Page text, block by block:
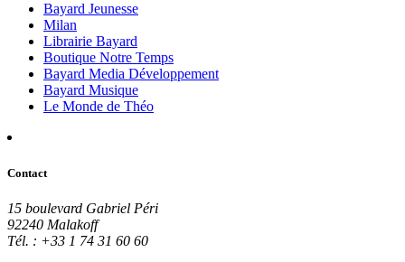
Bayard Jeunesse
Milan
Librairie Bayard
Boutique Notre Temps
Bayard Media Développement
Bayard Musique
Le Monde de Théo
Contact
15 boulevard Gabriel Péri
92240 Malakoff
Tél. : +33 1 74 31 60 60